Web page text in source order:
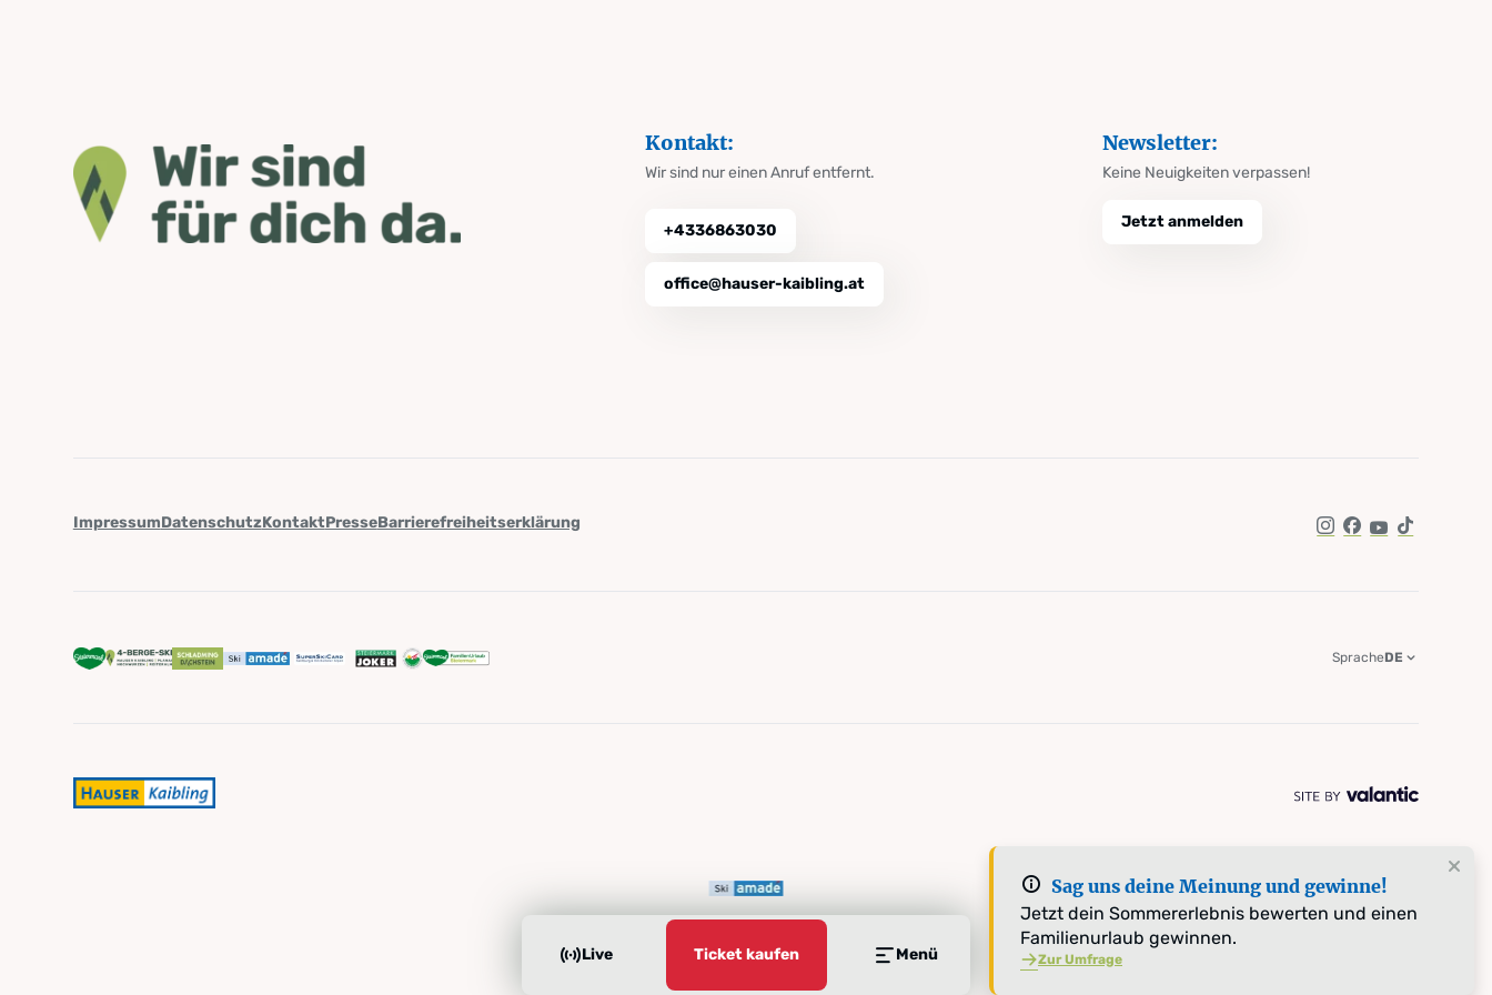
Live Ticket kaufen Menü
Sag uns deine Meinung und gewinne!
Jetzt dein Sommererlebnis bewerten und einen
Familienurlaub gewinnen.
Zur Umfrage
Kontakt:
Wir sind nur einen Anruf entfernt.
+4336863030
office@hauser-kaibling.at
Newsletter:
Keine Neuigkeiten verpassen!
Jetzt anmelden
ImpressumDatenschutzKontaktPresseBarrierefreiheitserklärung
Instagram
Facebook
YouTube
TikTok
SpracheDE